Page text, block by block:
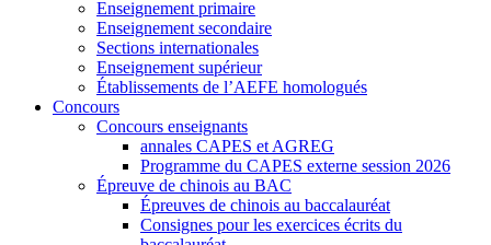
Enseignement primaire
Enseignement secondaire
Sections internationales
Enseignement supérieur
Établissements de l’AEFE homologués
Concours
Concours enseignants
annales CAPES et AGREG
Programme du CAPES externe session 2026
Épreuve de chinois au BAC
Épreuves de chinois au baccalauréat
Consignes pour les exercices écrits du